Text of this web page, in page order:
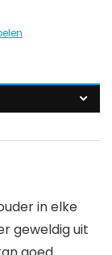
in elke
geweldig uit